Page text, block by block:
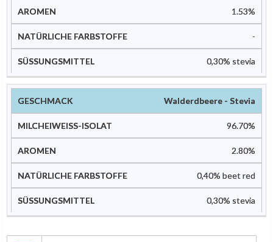
1.53%
-
0,30% stevia
Walderdbeere - Stevia
96.70%
2.80%
0,40% beet red
0,30% stevia